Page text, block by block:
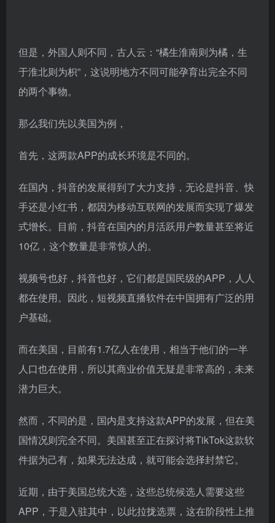
但是，外国人则不同，古人云：“橘生淮南则为橘，生
于淮北则为枳”，这说明地方不同可能孕育出完全不同
的两个事物。
那么我们先以美国为例，
首先，这两款APP的成长环境是不同的。
在国内，抖音的发展得到了大力支持，无论是抖音、快
手还是小红书，都因为移动互联网的发展而实现了爆发
式增长。目前，抖音在国内的月活跃用户数量甚至将近
10亿，这个数量是非常惊人的。
视频号也好，抖音也好，它们都是国民级的APP，人人
都在使用。因此，短视频直播软件在中国拥有广泛的用
户基础。
而在美国，目前有1.7亿人在使用，相当于他们的一半
人口也在使用，所以其商业价值无疑是非常高的，未来
潜力巨大。
然而，不同的是，国内是支持这款APP的发展，但在美
国情况则完全不同。美国甚至正在探讨将TikTok这款软
件据为己有，如果无法达成，就可能会选择封禁它。
近期，由于美国总统大选，这些总统候选人需要这些
APP，于是入驻其中，以此拉拢选票，这在阶段性上推